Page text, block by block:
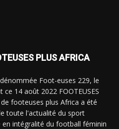
PLUS AFRICA
Foot-euses 229, le
14 août 2022 FOOTEUSES
de footeuses plus Africa a été
toute l'actualité du sport
en intégralité du football féminin